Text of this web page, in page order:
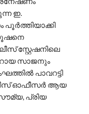
ഇ.
സ്റ്റേഷനിലെ
സാജനും
പാവറട്ടി
ഓഫീസര്‍ ആയ
പ്രിയ